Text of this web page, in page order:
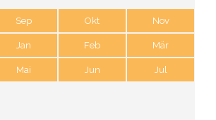
Sep Okt Nov
Jan Feb Mär
Mai Jun Jul